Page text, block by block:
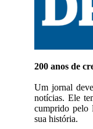
200 anos de
Um jornal
notícias. Ele
cumprido pelo
sua história.